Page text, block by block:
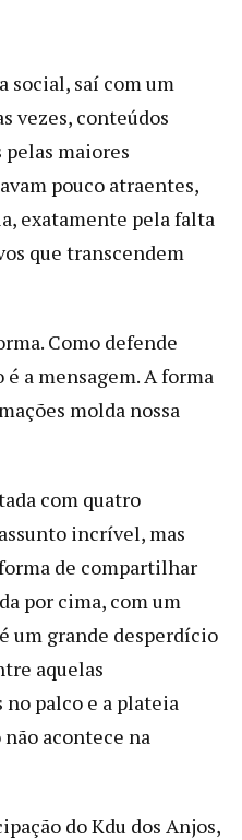
social, saí com um
vezes, conteúdos
maiores
pouco atraentes,
exatamente pela falta
que transcendem
Como defende
a mensagem. A forma
molda nossa
com quatro
incrível, mas
de compartilhar
por cima, com um
um grande desperdício
aquelas
palco e a plateia
acontece na
do Kdu dos Anjos,